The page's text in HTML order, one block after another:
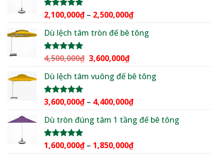
1,950,000₫.
Được xếp
5 sao
2,100,000₫ – 2,500,000₫Khoảng
từ
Dù lệch tâm tròn đế bê tông
Được xếp
5 sao
4,500,000₫ Giá
là:
3,600,000₫Giá
tại
3,600,000₫.
Dù lệch tâm vuông đế bê tông
Được xếp
5 sao
3,600,000₫ – 4,400,000₫Khoảng
từ
đến
Dù tròn đúng tâm 1 tầng đế bê tông
Được xếp
1,600,000₫ – 1,850,000₫Khoảng